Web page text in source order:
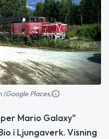
(Google Places)
Mario Galaxy"
i Ljungaverk. Visning